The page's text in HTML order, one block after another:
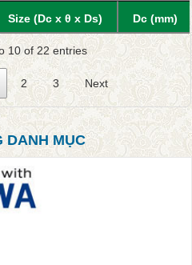
Size (Dc x θ x Ds) Dc (mm)
10 of 22 entries
2 3 Next
DANH MỤC